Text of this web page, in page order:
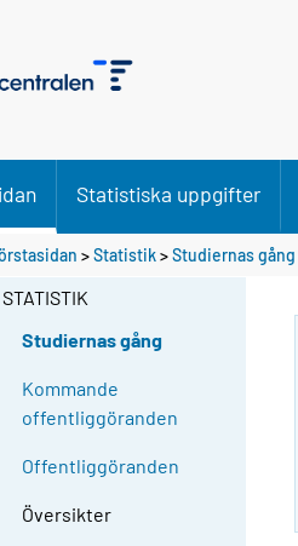
Statistiska uppgifter
>Statistik>Studiernas gång
STATISTIK
Studiernas gång
Kommande
offentliggöranden
Offentliggöranden
Översikter